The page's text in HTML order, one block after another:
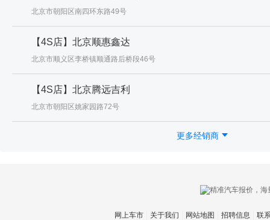
北京市朝阳区南四环东路49号
【4S店】北京顺惠鑫达
北京市顺义区李桥镇顺通路后桥段46号
【4S店】北京腾远吉利
北京市朝阳区姚家园路72号
更多经销商
网上车市 关于我们 网站地图 招聘信息
联